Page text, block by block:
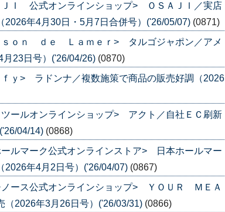
ＪＩ 公式オンラインショップ> ＯＳＡＪＩ／実店
2026年4月30日・5月7日合併号）('26/05/07) (0871)
ｓｏｎ ｄｅ Ｌａｍｅｒ> タルゴジャポン／アメ
23日号）('26/04/26) (0870)
ｙ> ラドンナ／複数施策で商品の販売好調（2026
ールオンラインショップ> アクト／自社ＥＣ刷新
04/14) (0868)
ルマーク公式オンラインストア> 日本ホールマー
2026年4月2日号）('26/04/07) (0867)
ース公式オンラインショップ> ＹＯＵＲ ＭＥＡ
（2026年3月26日号）('26/03/31) (0866)